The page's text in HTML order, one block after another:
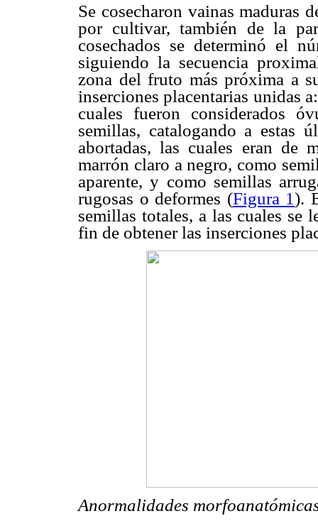
Se cosecharon vainas maduras
por cultivar, también de la
cosechados se determinó el
siguiendo la secuencia
zona del fruto más próxima a
inserciones placentarias unidas
cuales fueron considerados
semillas, catalogando a estas
abortadas, las cuales eran de
marrón claro a negro, como
aparente, y como semillas
rugosas o deformes (Figura 1).
semillas totales, a las cuales se
fin de obtener las inserciones
Anormalidades